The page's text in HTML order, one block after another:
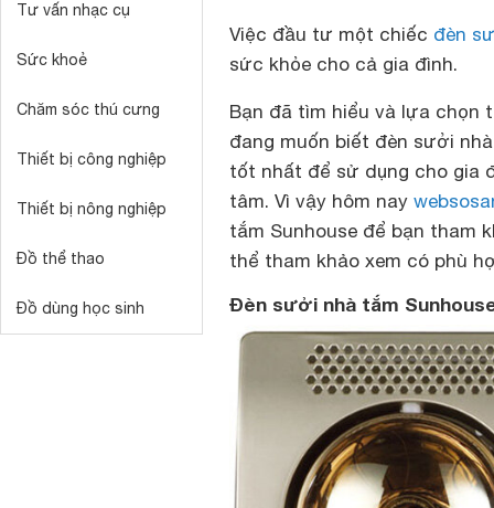
Tư vấn nhạc cụ
Sức khoẻ
Chăm sóc thú cưng
Thiết bị công nghiệp
Thiết bị nông nghiệp
Đồ thể thao
Đồ dùng học sinh
Việc đầu tư một chiếc đèn
sức khỏe cho cả gia đình.
Bạn đã tìm hiểu và lựa chọn
đang muốn biết đèn sưởi
tốt nhất để sử dụng cho gia
tâm. Vì vậy hôm nay
tắm Sunhouse để bạn tham
thể tham khảo xem có phù
Đèn sưởi nhà tắm